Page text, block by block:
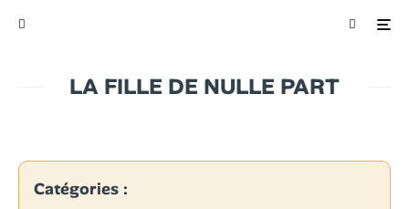
LA FILLE DE NULLE PART
Catégories :